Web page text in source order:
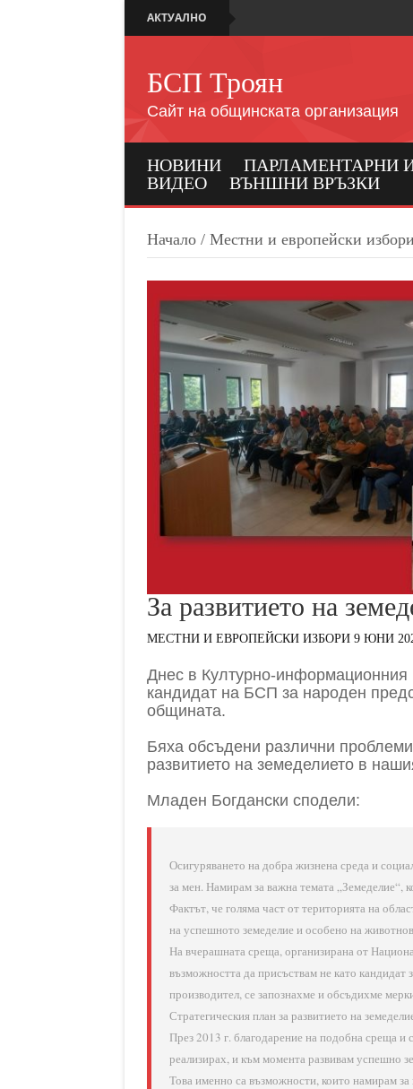
АКТУАЛНО
БСП Троян
Сайт на общинската организация
НОВИНИ ПАРЛАМЕНТАРНИ
ВИДЕО
ВЪНШНИ ВРЪЗКИ
Начало / Местни и европейски
За развитието на
МЕСТНИ И ЕВРОПЕЙСКИ ИЗБОРИ 9 ЮНИ
Днес в Културно-
кандидат на БСП за народен
общината.
Бяха обсъдени различни
развитието на земеделието в
Младен Богдански сподели:
Осигуряването на добра жизнена среда и
за мен. Намирам за важна темата „Земеделие“,
Фактът, че голяма част от територията на
на успешното земеделие и особено на
На вчерашната среща, организирана от
възможността да присъствам не като кандидат
производител, се запознахме и обсъдихме
Стратегическия план за развитието на
През 2013 г. благодарение на подобна среща
реализирах, и към момента развивам успешно
Това именно са възможности, които намирам